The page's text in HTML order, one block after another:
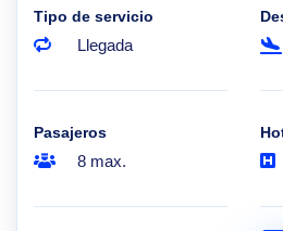
Tipo de servicio
Llegada
Pasajeros
8 max.